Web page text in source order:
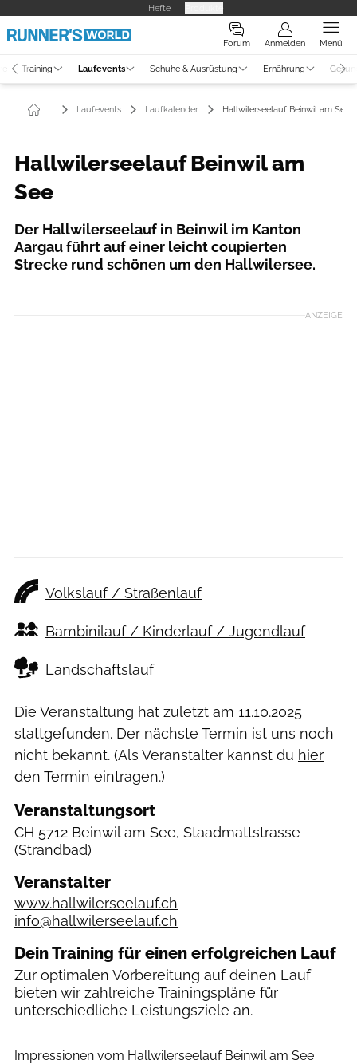
Hefte
Forum Anmelden Menü
Training Laufevents Schuhe & Ausrüstung Ernährung
Laufevents Laufkalender Hallwilerseelauf Beinwil am See
Hallwilerseelauf Beinwil am
See
Der Hallwilerseelauf in Beinwil im Kanton
Aargau führt auf einer leicht coupierten
Strecke rund schönen um den Hallwilersee.
ANZEIGE
Volkslauf / Straßenlauf
Bambinilauf / Kinderlauf / Jugendlauf
Landschaftslauf
Die Veranstaltung hat zuletzt am 11.10.2025
stattgefunden. Der nächste Termin ist uns noch
nicht bekannt. (Als Veranstalter kannst du hier
den Termin eintragen.)
Veranstaltungsort
CH 5712 Beinwil am See, Staadmattstrasse
(Strandbad)
Veranstalter
www.hallwilerseelauf.ch
info@hallwilerseelauf.ch
Dein Training für einen erfolgreichen Lauf
Zur optimalen Vorbereitung auf deinen Lauf
bieten wir zahlreiche Trainingspläne für
unterschiedliche Leistungsziele an.
Impressionen vom Hallwilerseelauf Beinwil am See